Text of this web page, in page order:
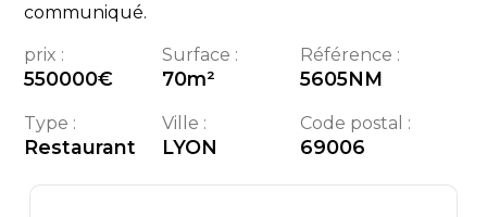
communiqué.
prix :
550000€
Surface :
70m²
Référence :
5605NM
Type :
Restaurant
Ville :
LYON
Code postal :
69006